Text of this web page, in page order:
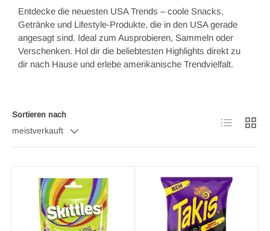
Entdecke die neuesten USA Trends – coole Snacks,
Getränke und Lifestyle-Produkte, die in den USA gerade
angesagt sind. Ideal zum Ausprobieren, Sammeln oder
Verschenken. Hol dir die beliebtesten Highlights direkt zu
dir nach Hause und erlebe amerikanische Trendvielfalt.
Sortieren nach
meistverkauft
Produktliste